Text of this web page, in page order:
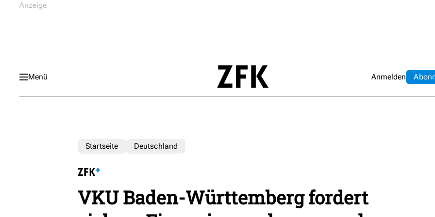
Menü Anmelden Abo
Startseite Deutschland
VKU Baden-Württemberg fordert